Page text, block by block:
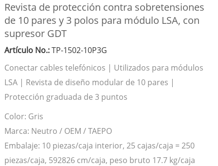
Revista de protección contra sobretensiones
de 10 pares y 3 polos para módulo LSA, con
supresor GDT
Artículo No.:TP-1502-10P3G
Conectar cables telefónicos | Utilizados para módulos
LSA | Revista de diseño modular de 10 pares |
Protección graduada de 3 puntos
Color: Gris
Marca: Neutro / OEM / TAEPO
Embalaje: 10 piezas/caja interior, 25 cajas/caja = 250
piezas/caja, 592826 cm/caja, peso bruto 17.7 kg/caja